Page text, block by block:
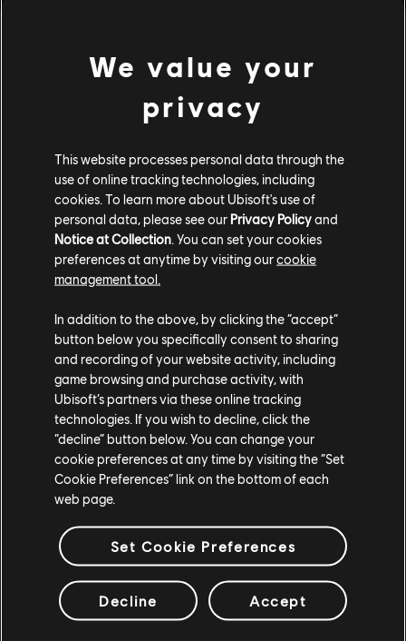
От усилений (опыт) и ящиков с материалами до
статуса "Легенда" - программа по приглашению
друзей начинается 22 июля и продлится до 21 октября
любых платформах. Добавлять рефералов в список
друзей можно только на той же самой платформе. Но
приглашать можно пользователей не только из списка
друзей.
Чтобы узнать подробности и начать получать награды
https://referral.ubisoft.com/for-honor
Разработчики For Honor
СТУДИИ
We value your
privacy
This website processes personal data through the
use of online tracking technologies, including
cookies. To learn more about Ubisoft's use of
personal data, please see our Privacy Policyand
Notice at Collection . You can set your cookies
preferences at anytime by visiting ourcookie
management tool.
In addition to the above, by clicking the “accept”
button below you specifically consent to sharing
and recording of your website activity, including
game browsing and purchase activity, with
Ubisoft’s partners via these online tracking
technologies. If you wish to decline, click the
“decline” button below. You can change your
cookie preferences at any time by visiting the “Set
Cookie Preferences” link on the bottom of each
web page.
Set Cookie Preferences
Decline Accept